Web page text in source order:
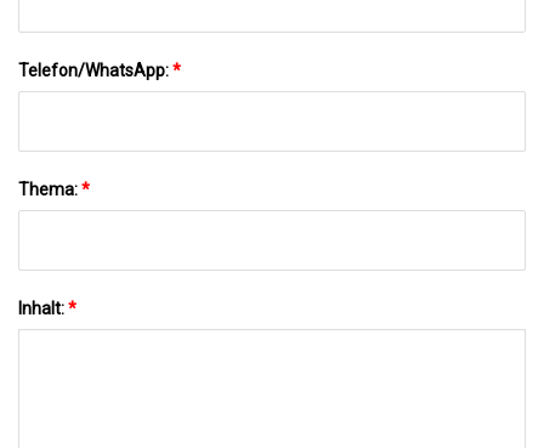
Telefon/WhatsApp:*
Thema:*
Inhalt:*